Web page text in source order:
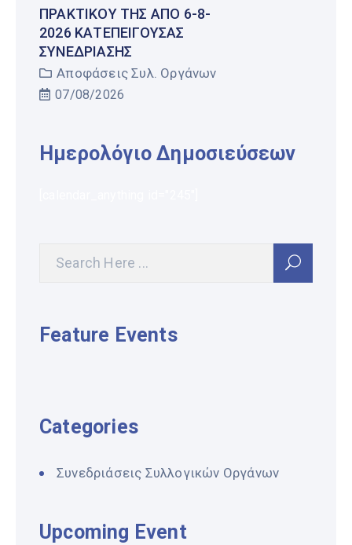
ΠΡΑΚΤΙΚΟΎ ΤΗΣ ΑΠΌ 6-8-
2026 ΚΑΤΕΠΕΊΓΟΥΣΑΣ
ΣΥΝΕΔΡΊΑΣΗΣ
Αποφάσεις Συλ. Οργάνων
07/08/2026
Ημερολόγιο Δημοσιεύσεων
Feature Events
Categories
Συνεδριάσεις Συλλογικών Οργάνων
Upcoming Event